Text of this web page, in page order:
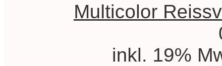
Multicolor
inkl. 19%